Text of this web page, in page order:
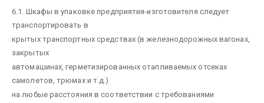
6.1. Шкафы в упаковке предприятия-изготовителя следует
транспортировать в
крытых транспортных средствах (в железнодорожных вагонах,
закрытых
автомашинах, герметизированных отапливаемых отсеках
самолетов, трюмах и т.д.)
на любые расстояния в соответствии с требованиями